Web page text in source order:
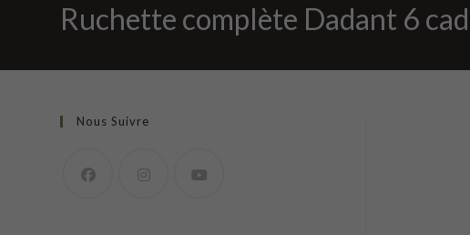
Ruchette complète Dadant 6
Nous Suivre